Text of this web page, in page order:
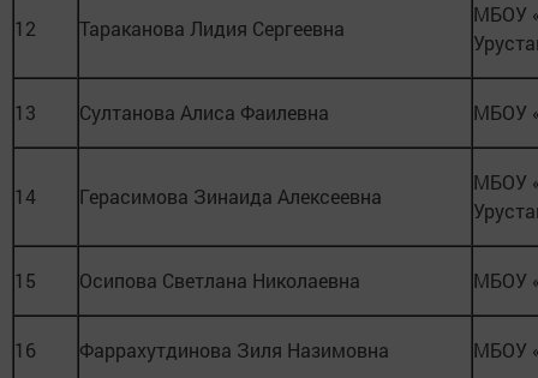
12 Тараканова Лидия Сергеевна
МБОУ
13 Султанова Алиса Фаилевна МБОУ
14 Герасимова Зинаида Алексеевна
МБОУ
15 Осипова Светлана Николаевна МБОУ
16 Фаррахутдинова Зиля Назимовна МБОУ